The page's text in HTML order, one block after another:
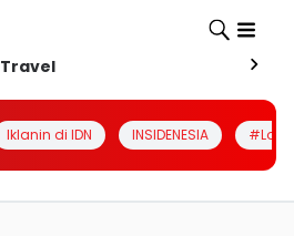
Travel
Iklanin di IDN INSIDENESIA